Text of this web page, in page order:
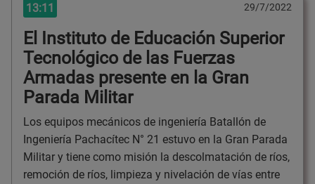
13:11 29/7/2022
El Instituto de Educación Superior
Tecnológico de las Fuerzas
Armadas presente en la Gran
Parada Militar
Los equipos mecánicos de ingeniería Batallón de
Ingeniería Pachacítec N° 21 estuvo en la Gran Parada
Militar y tiene como misión la descolmatación de ríos,
remoción de ríos, limpieza y nivelación de vías entre